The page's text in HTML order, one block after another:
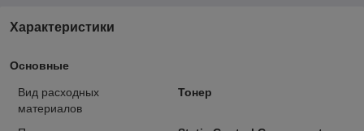
Характеристики
Основные
Вид расходных
материалов
Тонер